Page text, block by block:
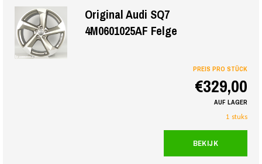
Original Audi SQ7
4M0601025AF Felge
PREIS PRO STÜCK
€329,00
AUF LAGER
1 stuks
BEKIJK